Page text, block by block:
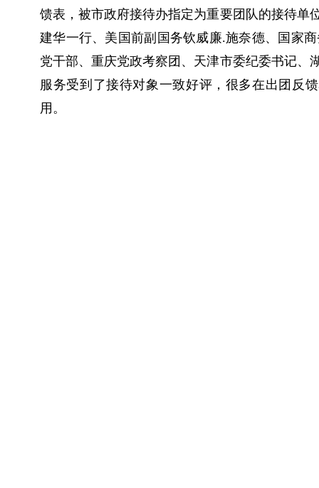
馈表，被市政府接待办指定为重要团队的接待单
建华一行、美国前副国务钦威廉.施奈德、国家
党干部、重庆党政考察团、天津市委纪委书记、
服务受到了接待对象一致好评，很多在出团反
用。